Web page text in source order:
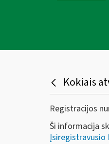
Kokiais
Registracijos
Ši informacija
Įsiregistravusio